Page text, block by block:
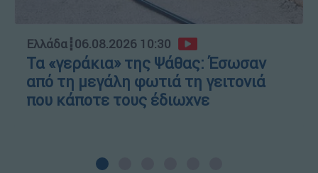
Ελλάδα┋06.08.2026 10:30
Τα «γεράκια» της Ψάθας: Έσωσαν
από τη μεγάλη φωτιά τη γειτονιά
που κάποτε τους έδιωχνε